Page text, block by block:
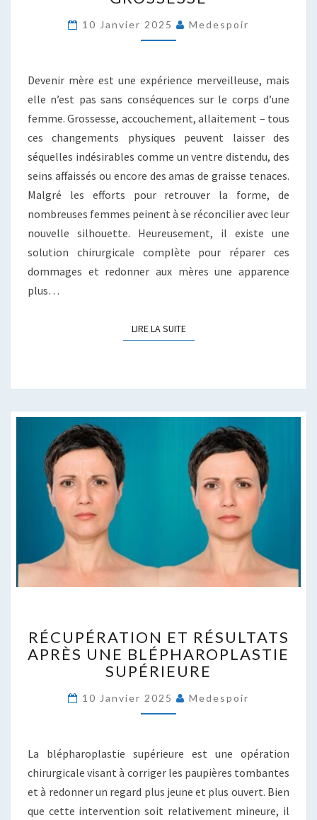
POUR
RÉPARER
SÉQUELLES
DE
GROSSESSE
10 Janvier 2025 Medespoir
Devenir mère est une expérience merveilleuse, mais
elle n’est pas sans conséquences sur le corps d’une
femme. Grossesse, accouchement, allaitement – tous
ces changements physiques peuvent laisser des
séquelles indésirables comme un ventre distendu, des
seins affaissés ou encore des amas de graisse tenaces.
Malgré les efforts pour retrouver la forme, de
nombreuses femmes peinent à se réconcilier avec leur
nouvelle silhouette. Heureusement, il existe une
solution chirurgicale complète pour réparer ces
dommages et redonner aux mères une apparence
plus…
LIRE LA SUITELIRE LA SUITE
ET
RÉSULTATS
APRÈS
BLÉPHAROPLASTIE
SUPÉRIEURE
RÉCUPÉRATION ET RÉSULTATS
APRÈS UNE BLÉPHAROPLASTIE
SUPÉRIEURE
10 Janvier 2025 Medespoir
La blépharoplastie supérieure est une opération
chirurgicale visant à corriger les paupières tombantes
et à redonner un regard plus jeune et plus ouvert. Bien
que cette intervention soit relativement mineure, il